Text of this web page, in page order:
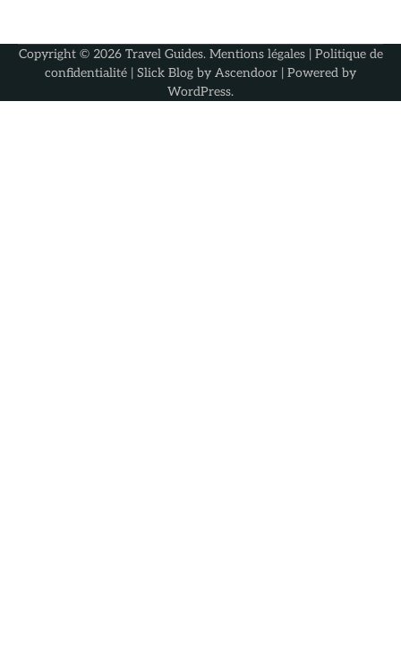
Copyright © 2026 Travel Guides. Mentions légales| Politique de
confidentialité | Slick Blog by Ascendoor | Powered by
WordPress.